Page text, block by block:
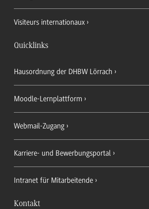
Visiteurs internationaux
Quicklinks
Hausordnung der DHBW Lörrach
Moodle-Lernplattform
Webmail-Zugang
Karriere- und Bewerbungsportal
Intranet für Mitarbeitende
Kontakt